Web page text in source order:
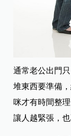
通常老公出門
堆東西要準備
咪才有時間整
讓人越緊張，